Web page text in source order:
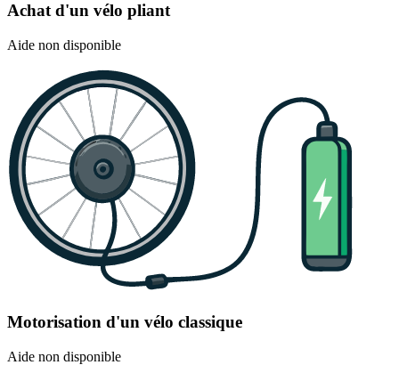
Achat d'un vélo pliant
Aide non disponible
Motorisation d'un vélo classique
Aide non disponible